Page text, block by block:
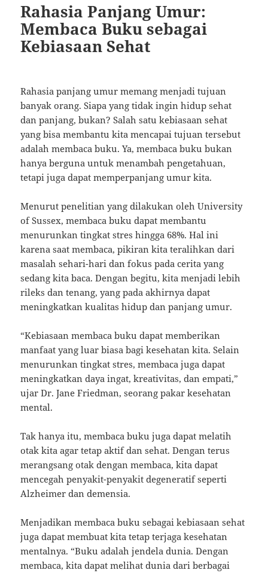
Rahasia Panjang Umur:
Membaca Buku sebagai
Kebiasaan Sehat
Rahasia panjang umur memang menjadi tujuan
banyak orang. Siapa yang tidak ingin hidup sehat
dan panjang, bukan? Salah satu kebiasaan sehat
yang bisa membantu kita mencapai tujuan tersebut
adalah membaca buku. Ya, membaca buku bukan
hanya berguna untuk menambah pengetahuan,
tetapi juga dapat memperpanjang umur kita.
Menurut penelitian yang dilakukan oleh University
of Sussex, membaca buku dapat membantu
menurunkan tingkat stres hingga 68%. Hal ini
karena saat membaca, pikiran kita teralihkan dari
masalah sehari-hari dan fokus pada cerita yang
sedang kita baca. Dengan begitu, kita menjadi lebih
rileks dan tenang, yang pada akhirnya dapat
meningkatkan kualitas hidup dan panjang umur.
“Kebiasaan membaca buku dapat memberikan
manfaat yang luar biasa bagi kesehatan kita. Selain
menurunkan tingkat stres, membaca juga dapat
meningkatkan daya ingat, kreativitas, dan empati,”
ujar Dr. Jane Friedman, seorang pakar kesehatan
mental.
Tak hanya itu, membaca buku juga dapat melatih
otak kita agar tetap aktif dan sehat. Dengan terus
merangsang otak dengan membaca, kita dapat
mencegah penyakit-penyakit degeneratif seperti
Alzheimer dan demensia.
Menjadikan membaca buku sebagai kebiasaan sehat
juga dapat membuat kita tetap terjaga kesehatan
mentalnya. “Buku adalah jendela dunia. Dengan
membaca, kita dapat melihat dunia dari berbagai